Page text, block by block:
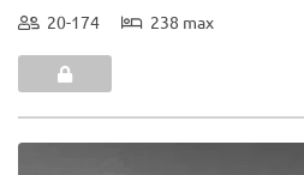
20-174 238 max